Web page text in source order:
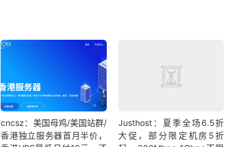
cncsz：美国母鸡/美国站群/
香港独立服务器首月半价，
Justhost：夏季全场6.5折
大促，部分限定机房5折